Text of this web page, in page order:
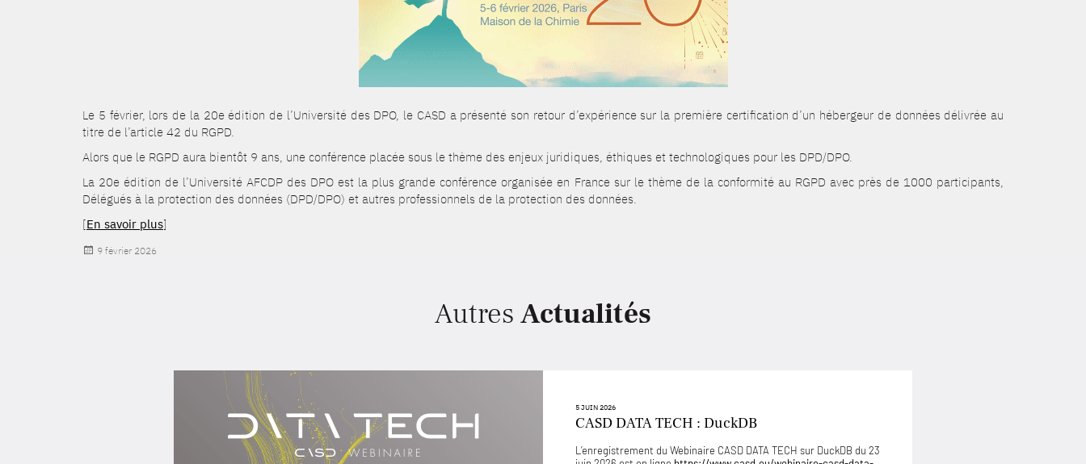
Le 5 février, lors de la 20e édition de l’Université des DPO, le CASD a présenté son retour d’expérience sur la première certification d’un hébergeur de données délivrée au
titre de l’article 42 du RGPD.
Alors que le RGPD aura bientôt 9 ans, une conférence placée sous le thème des enjeux juridiques, éthiques et technologiques pour les DPD/DPO.
La 20e édition de l’Université AFCDP des DPO est la plus grande conférence organisée en France sur le thème de la conformité au RGPD avec près de 1000 participants,
Délégués à la protection des données (DPD/DPO) et autres professionnels de la protection des données.
[En savoir plus]
Publié
9 février 2026
Autres Actualités
5 JUIN 2026
CASD DATA TECH : DuckDB
L’enregistrement du Webinaire CASD DATA TECH sur DuckDB du 23